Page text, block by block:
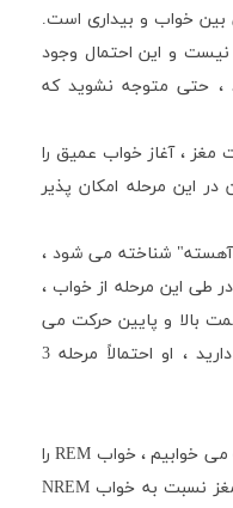
بین خواب و بیداری است.
نیست و این احتمال وجود
، حتی متوجه نشوید که
مغز ، آغاز خواب عمیق را
این مرحله امکان پذیر
آهسته" شناخته می شود ،
در طی این مرحله از خواب ،
بالا و پایین حرکت می
، او احتمالاً مرحله 3
REMرا
نسبت به خواب NREM